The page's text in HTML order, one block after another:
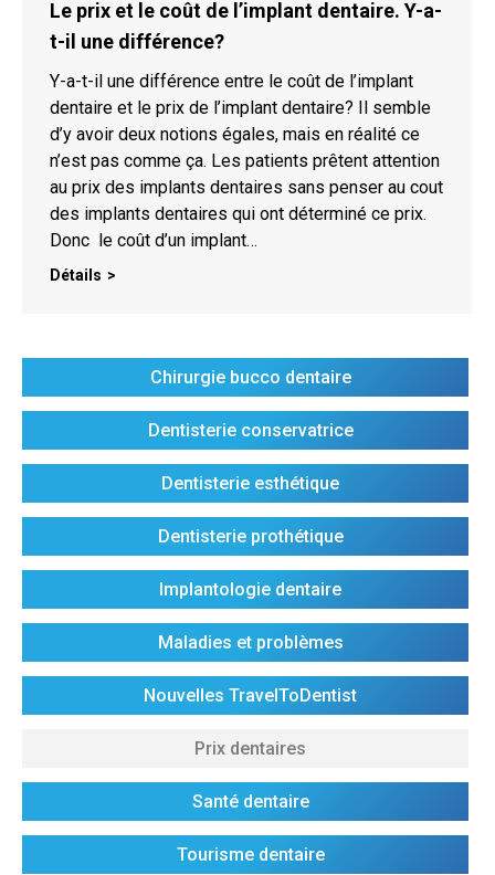
Le prix et le coût de l’implant dentaire. Y-a-
t-il une différence?
Y-a-t-il une différence entre le coût de l’implant
dentaire et le prix de l’implant dentaire? Il semble
d’y avoir deux notions égales, mais en réalité ce
n’est pas comme ça. Les patients prêtent attention
au prix des implants dentaires sans penser au cout
des implants dentaires qui ont déterminé ce prix.
Donc le coût d’un implant…
Détails
Chirurgie bucco dentaire
Dentisterie conservatrice
Dentisterie esthétique
Dentisterie prothétique
Implantologie dentaire
Maladies et problèmes
Nouvelles TravelToDentist
Prix dentaires
Santé dentaire
Tourisme dentaire